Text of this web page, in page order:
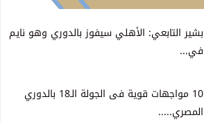
بشير التابعي: الأهلي سيفوز بالدوري وهو نايم
في...
10 مواجهات قوية فى الجولة الـ18 بالدوري
المصري.....